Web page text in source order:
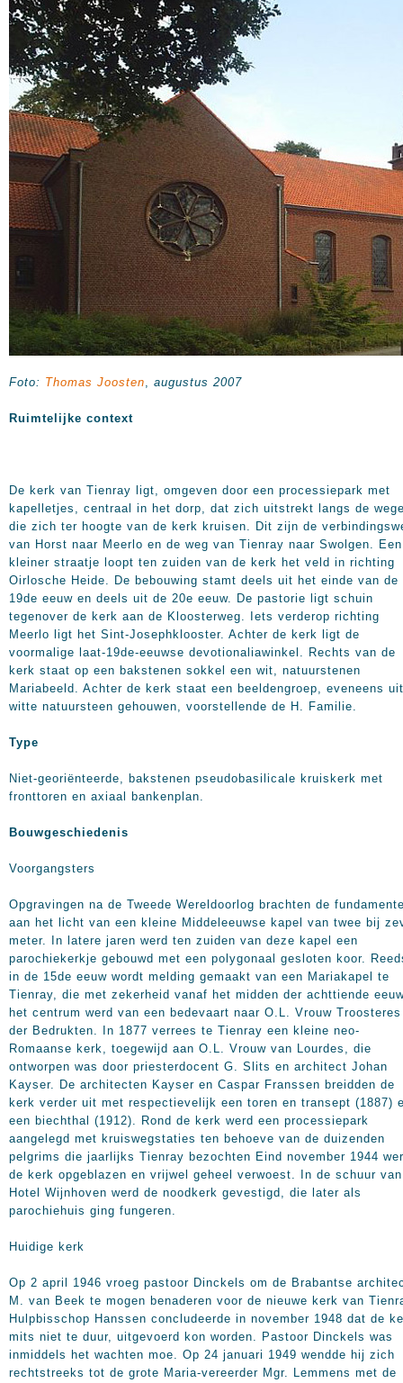
Foto: Thomas Joosten, augustus 2007
Ruimtelijke context
De kerk van Tienray ligt, omgeven door een processiepark met
kapelletjes, centraal in het dorp, dat zich uitstrekt langs de
die zich ter hoogte van de kerk kruisen. Dit zijn de
van Horst naar Meerlo en de weg van Tienray naar Swolgen. Een
kleiner straatje loopt ten zuiden van de kerk het veld in richting
Oirlosche Heide. De bebouwing stamt deels uit het einde van de
19de eeuw en deels uit de 20e eeuw. De pastorie ligt schuin
tegenover de kerk aan de Kloosterweg. Iets verderop richting
Meerlo ligt het Sint-Josephklooster. Achter de kerk ligt de
voormalige laat-19de-eeuwse devotionaliawinkel. Rechts van de
kerk staat op een bakstenen sokkel een wit, natuurstenen
Mariabeeld. Achter de kerk staat een beeldengroep, eveneens uit
witte natuursteen gehouwen, voorstellende de H. Familie.
Type
Niet-georiënteerde, bakstenen pseudobasilicale kruiskerk met
fronttoren en axiaal bankenplan.
Bouwgeschiedenis
Voorgangsters
Opgravingen na de Tweede Wereldoorlog brachten de
aan het licht van een kleine Middeleeuwse kapel van twee bij
meter. In latere jaren werd ten zuiden van deze kapel een
parochiekerkje gebouwd met een polygonaal gesloten koor.
in de 15de eeuw wordt melding gemaakt van een Mariakapel te
Tienray, die met zekerheid vanaf het midden der achttiende
het centrum werd van een bedevaart naar O.L. Vrouw Troosteres
der Bedrukten. In 1877 verrees te Tienray een kleine neo-
Romaanse kerk, toegewijd aan O.L. Vrouw van Lourdes, die
ontworpen was door priesterdocent G. Slits en architect Johan
Kayser. De architecten Kayser en Caspar Franssen breidden de
kerk verder uit met respectievelijk een toren en transept (1887)
een biechthal (1912). Rond de kerk werd een processiepark
aangelegd met kruiswegstaties ten behoeve van de duizenden
pelgrims die jaarlijks Tienray bezochten Eind november 1944
de kerk opgeblazen en vrijwel geheel verwoest. In de schuur van
Hotel Wijnhoven werd de noodkerk gevestigd, die later als
parochiehuis ging fungeren.
Huidige kerk
Op 2 april 1946 vroeg pastoor Dinckels om de Brabantse
M. van Beek te mogen benaderen voor de nieuwe kerk van
Hulpbisschop Hanssen concludeerde in november 1948 dat de
mits niet te duur, uitgevoerd kon worden. Pastoor Dinckels was
inmiddels het wachten moe. Op 24 januari 1949 wendde hij zich
rechtstreeks tot de grote Maria-vereerder Mgr. Lemmens met de